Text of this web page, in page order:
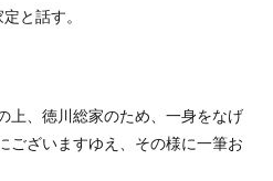
と話す。
上、徳川総家のため、一身をなげ
ございますゆえ、その様に一筆お